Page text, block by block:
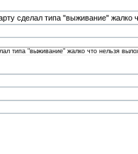
сделал типа "выживание"
типа "выживание" жалко что нельзя